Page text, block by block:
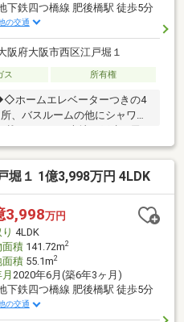
下鉄四つ橋線 肥後橋駅 徒歩5分
の交通
阪府大阪市西区江戸堀１
ス 所有権
ームエレベーターつきの4
、バスルームの他にシャワー
→ https://www.grace-h.jp/２
面す、前道６ｍ以上、角地、
ガス☆グレースハウジングは
て用地、中古戸建て、新 築一
、ビルまで、不動産購入、売
堀１ 1億3,998万円 4LDK
3,998万円
4LDK
面積141.72m2
面積55.1m2
2020年6月(築6年3ヶ月)
下鉄四つ橋線 肥後橋駅 徒歩5分
の交通